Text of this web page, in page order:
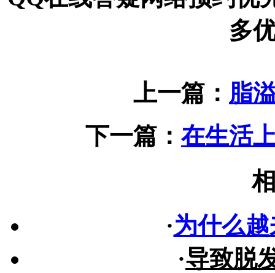
多
上一篇： 脂
下一篇： 在生活
·为什么
·导致脱